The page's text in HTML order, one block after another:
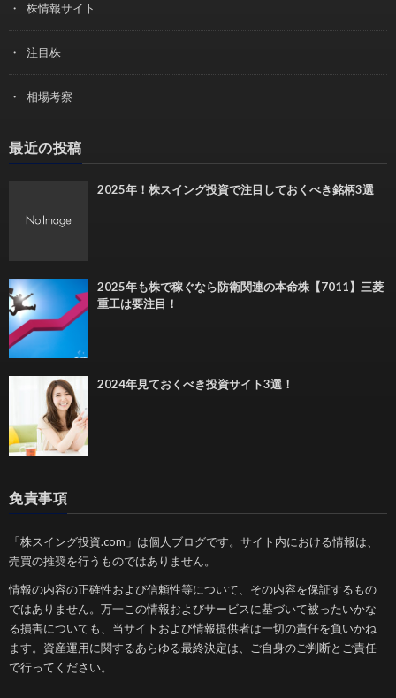
株情報サイト
注目株
相場考察
最近の投稿
2025年！株スイング投資で注目しておくべき銘柄3選
2025年も株で稼ぐなら防衛関連の本命株【7011】三菱
重工は要注目！
2024年見ておくべき投資サイト3選！
免責事項
「株スイング投資.com」は個人ブログです。サイト内における情報は、
売買の推奨を行うものではありません。
情報の内容の正確性および信頼性等について、その内容を保証するもの
ではありません。万一この情報およびサービスに基づいて被ったいかな
る損害についても、当サイトおよび情報提供者は一切の責任を負いかね
ます。資産運用に関するあらゆる最終決定は、ご自身のご判断とご責任
で行ってください。